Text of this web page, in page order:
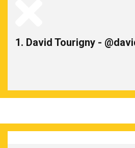
1. David Tourigny -